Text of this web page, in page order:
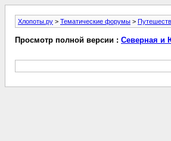
Хлопоты.ру > Тематические форумы >
Просмотр полной версии : Северная и